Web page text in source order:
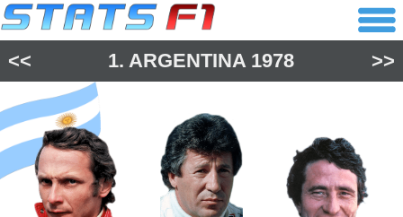
<< 1.ARGENTINA 1978 >>